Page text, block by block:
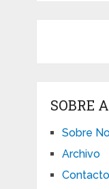
SOBRE
Sobre
Archivo
Contacto